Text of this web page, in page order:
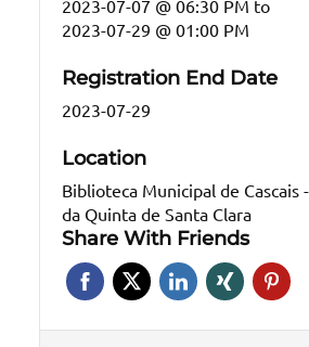
2023-07-07 @ 06:30 PM to
2023-07-29 @ 01:00 PM
Registration End Date
2023-07-29
Location
Biblioteca Municipal de Cascais
da Quinta de Santa Clara
Share With Friends